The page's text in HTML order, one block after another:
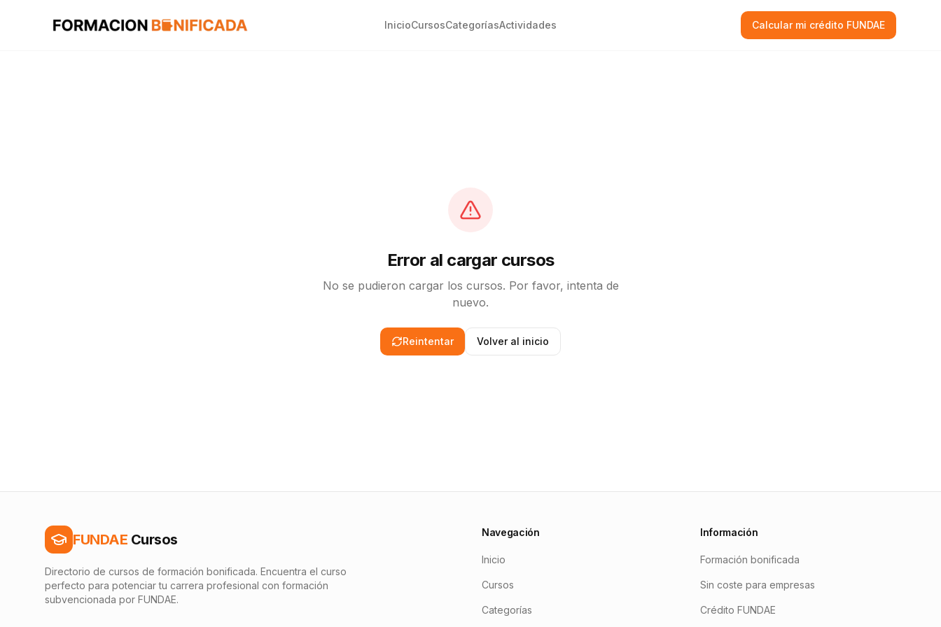
InicioCursosCategoríasActividades Calcular mi crédito FUNDAE
Error al cargar cursos
No se pudieron cargar los cursos. Por favor, intenta de
nuevo.
Reintentar Volver al inicio
FUNDAE Cursos
Directorio de cursos de formación bonificada. Encuentra el curso
perfecto para potenciar tu carrera profesional con formación
subvencionada por FUNDAE.
Navegación
Inicio
Cursos
Categorías
Información
Formación bonificada
Sin coste para empresas
Crédito FUNDAE